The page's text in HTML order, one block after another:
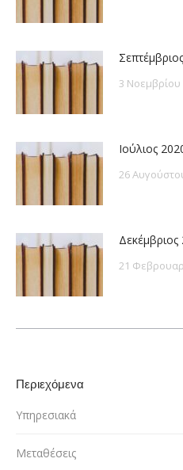
3 Νοεμβρίου
Ιούλιος
26
Δεκέμβριος
21
Περιεχόμενα
Υπηρεσιακά
Μεταθέσεις